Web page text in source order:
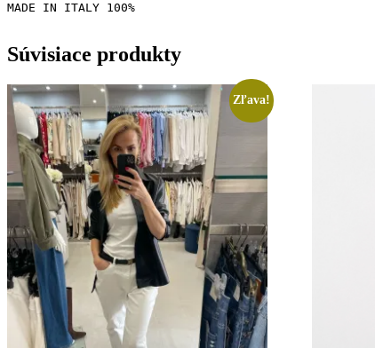
MADE IN ITALY 100%
Súvisiace produkty
Zľava!